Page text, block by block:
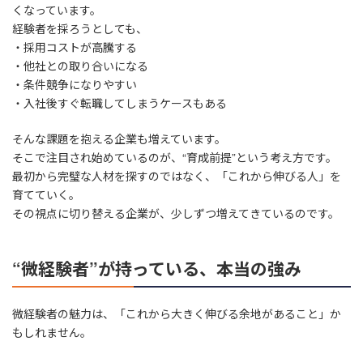
くなっています。
経験者を採ろうとしても、
・採用コストが高騰する
・他社との取り合いになる
・条件競争になりやすい
・入社後すぐ転職してしまうケースもある
そんな課題を抱える企業も増えています。
そこで注目され始めているのが、“育成前提”という考え方です。
最初から完璧な人材を探すのではなく、「これから伸びる人」を
育てていく。
その視点に切り替える企業が、少しずつ増えてきているのです。
“微経験者”が持っている、本当の強み
微経験者の魅力は、「これから大きく伸びる余地があること」か
もしれません。